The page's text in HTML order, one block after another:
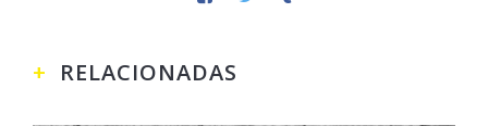
RELACIONADAS